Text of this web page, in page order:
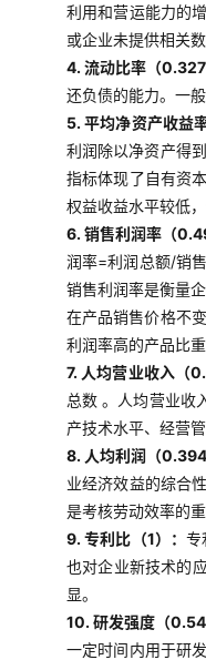
利用和营运能力的
或企业未提供相关数
4. 流动比率（
还负债的能力。一
5. 平均净资产收益
利润除以净资产得
指标体现了自有资
权益收益水平较低
6. 销售利润率（
润率=利润总额/销
销售利润率是衡量
在产品销售价格不
利润率高的产品比
7. 人均营业收入（
总数 。人均营业收
产技术水平、经营
8. 人均利润（
业经济效益的综合
是考核劳动效率的
9. 专利比（1）：专
也对企业新技术的
显。
10. 研发强度（
一定时间内用于研